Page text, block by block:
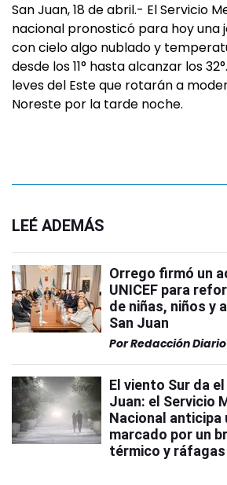
San Juan, 18 de abril.- El Servicio
nacional pronosticó para hoy una
con cielo algo nublado y
desde los 11° hasta alcanzar los
leves del Este que rotarán a
Noreste por la tarde noche.
LEÉ ADEMÁS
Orrego firmó un
UNICEF para
de niñas, niños y
San Juan
PorRedacción
El viento Sur da
Juan: el Servicio
Nacional anticipa
marcado por un
térmico y